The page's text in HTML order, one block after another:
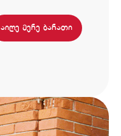
აიღე მერე ბარათი